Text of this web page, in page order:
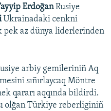
ErdoğanRusiye
Ukrainadaki cenkni
pek az dünya liderlerinden
arbiy gemileriniñ Aq
sıñırlaycaq Möntre
qararı aqqında bildirdi.
olğan Türkiye reberliginiñ